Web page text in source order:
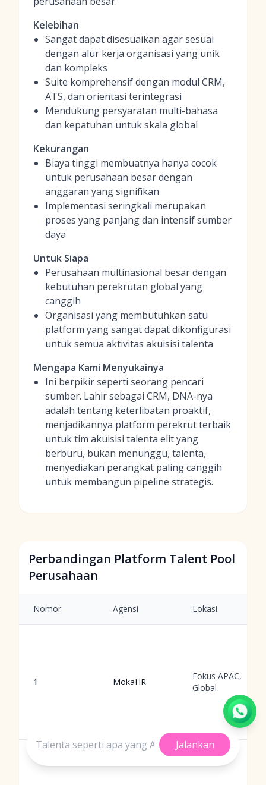
Kelebihan
Sangat dapat disesuaikan agar sesuai
dengan alur kerja organisasi yang unik
dan kompleks
Suite komprehensif dengan modul CRM,
ATS, dan orientasi terintegrasi
Mendukung persyaratan multi-bahasa
dan kepatuhan untuk skala global
Kekurangan
Biaya tinggi membuatnya hanya cocok
untuk perusahaan besar dengan
anggaran yang signifikan
Implementasi seringkali merupakan
proses yang panjang dan intensif sumber
daya
Untuk Siapa
Perusahaan multinasional besar dengan
kebutuhan perekrutan global yang
canggih
Organisasi yang membutuhkan satu
platform yang sangat dapat dikonfigurasi
untuk semua aktivitas akuisisi talenta
Mengapa Kami Menyukainya
Ini berpikir seperti seorang pencari
sumber. Lahir sebagai CRM, DNA-nya
adalah tentang keterlibatan proaktif,
menjadikannya platform perekrut terbaik
untuk tim akuisisi talenta elit yang
berburu, bukan menunggu, talenta,
menyediakan perangkat paling canggih
untuk membangun pipeline strategis.
Perbandingan Platform Talent Pool
Perusahaan
Nomor Agensi Lokasi
1 MokaHR
Fokus APAC,
Global
Jalankan